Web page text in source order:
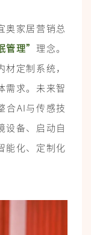
家居营销总
管理” 理念。
定制系统，
需求。未来智
合AI与传感技
设备、启动自
能化、定制化